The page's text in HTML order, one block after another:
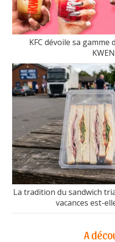
KFC dévoile sa
La tradition du sandwich
vacances est-
A